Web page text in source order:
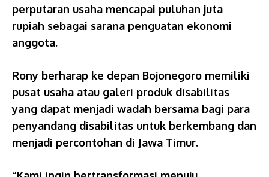
perputaran usaha mencapai puluhan juta
rupiah sebagai sarana penguatan ekonomi
anggota.
Rony berharap ke depan Bojonegoro memiliki
pusat usaha atau galeri produk disabilitas
yang dapat menjadi wadah bersama bagi para
penyandang disabilitas untuk berkembang dan
menjadi percontohan di Jawa Timur.